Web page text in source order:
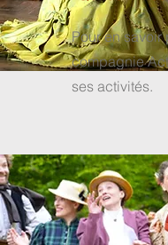
Pour en savoir
compagnie
ses activités.